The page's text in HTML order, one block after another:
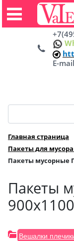
E-
Главная страница
Пакеты для
Пакеты мусорные
Пакеты
900х1100
Вешалки